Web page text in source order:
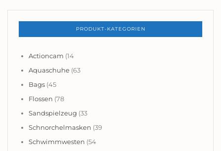
PRODUKT-KATEGORIEN
Actioncam (14
Aquaschuhe (63
Bags (45
Flossen (78
Sandspielzeug (33
Schnorchelmasken (39
Schwimmwesten (54